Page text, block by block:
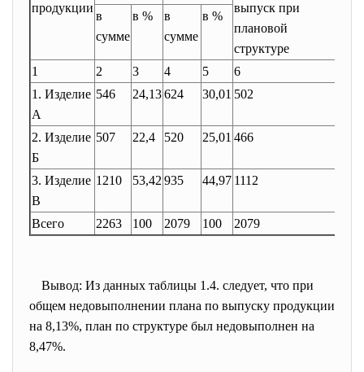
продукции
выпуск при
плановой
структуре
в
сумме
в %
в
сумме
в %
1 2 3 4 5 6
1. Изделие
А
546 24,13624 30,01 502
2. Изделие
Б
507 22,4 520 25,01 466
3. Изделие
В
1210 53,42 935 44,97 1112
Всего 2263 100 2079 100 2079
Вывод: Из данных таблицы 1.4. следует, что при
общем недовыполнении плана по выпуску продукции
на 8,13%, план по структуре был недовыполнен на
8,47%.